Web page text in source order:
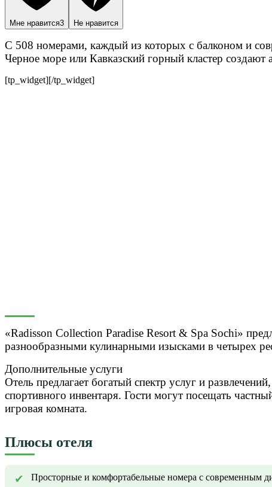
Мне нравится3 Не нравится
С 508 номерами, каждый из которых с балконом и
Черное море или Кавказский горный кластер создают
[tp_widget][/tp_widget]
«Radisson Collection Paradise Resort & Spa Sochi»
разнообразными кулинарными изысками в четырех
Дополнительные услуги
Отель предлагает богатый спектр услуг и
спортивного инвентаря. Гости могут посещать
игровая комната.
Плюсы отеля
Просторные и комфортабельные номера с современным